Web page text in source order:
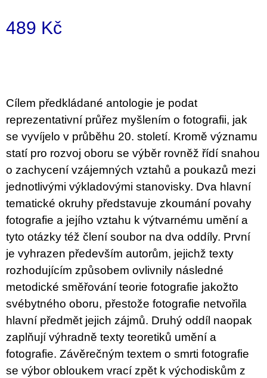
489 Kč
Cílem předkládané antologie je podat
reprezentativní průřez myšlením o fotografii, jak
se vyvíjelo v průběhu 20. století. Kromě významu
statí pro rozvoj oboru se výběr rovněž řídí snahou
o zachycení vzájemných vztahů a poukazů mezi
jednotlivými výkladovými stanovisky. Dva hlavní
tematické okruhy představuje zkoumání povahy
fotografie a jejího vztahu k výtvarnému umění a
tyto otázky též člení soubor na dva oddíly. První
je vyhrazen především autorům, jejichž texty
rozhodujícím způsobem ovlivnily následné
metodické směřování teorie fotografie jakožto
svébytného oboru, přestože fotografie netvořila
hlavní předmět jejich zájmů. Druhý oddíl naopak
zaplňují výhradně texty teoretiků umění a
fotografie. Závěrečným textem o smrti fotografie
se výbor obloukem vrací zpět k východiskům z
e
e
c
o
m
m
n
d
PŘIŠEL
ČAS
NA
DRUHOU
:
SMĚNU
VÝBĚR
Z
TEXTŮ
2022 –
2025
350
Kč